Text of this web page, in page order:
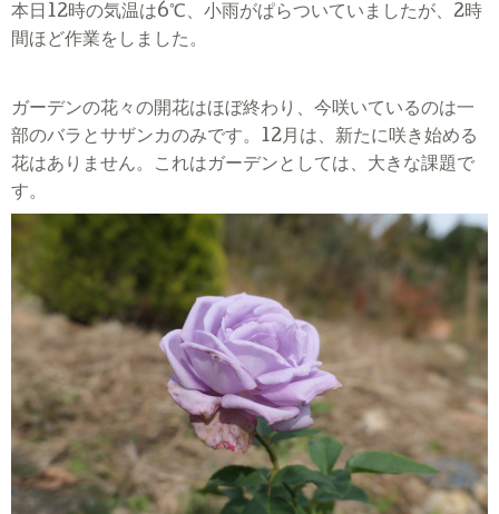
本日 12時の気温は6℃、小雨がぱらついていましたが、 2時
間ほど作業をしました。
ガーデンの花々の開花はほぼ終わり、今咲いているのは一
部のバラとサザンカのみです。 12月は、新たに咲き始める
花はありません。これはガーデンとしては、大きな課題で
す。